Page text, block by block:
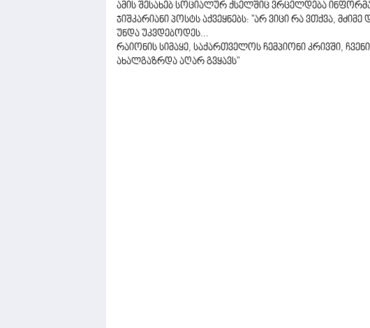
ამის შესახებ სოციალურ ქსელშიც ვრცელდება
ჯიშკარიანი პოსტს აქვეყნებს: "არ ვიცი რა ვთქვა,
უნდა უკვდებოდეს...
რაიონის სიმაყე, საქართველოს ჩემპიონი კრივში,
ახალგაზრდა აღარ გვყავს"